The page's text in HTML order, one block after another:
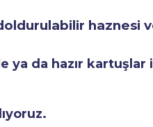
haznesi
da hazır kartuşlar